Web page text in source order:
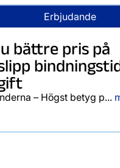
Erbjudande
bättre pris på
– Högst betyg p...